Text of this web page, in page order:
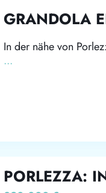
GRANDOLA
In der nähe von
...
PORLEZZA: